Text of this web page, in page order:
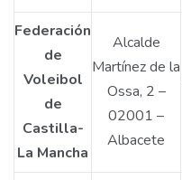
Federación
de
Voleibol
de
Castilla-
La Mancha
Alcalde
Martínez de la
Ossa, 2 –
02001 –
Albacete